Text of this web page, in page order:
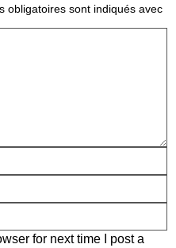
obligatoires sont indiqués avec
for next time I post a